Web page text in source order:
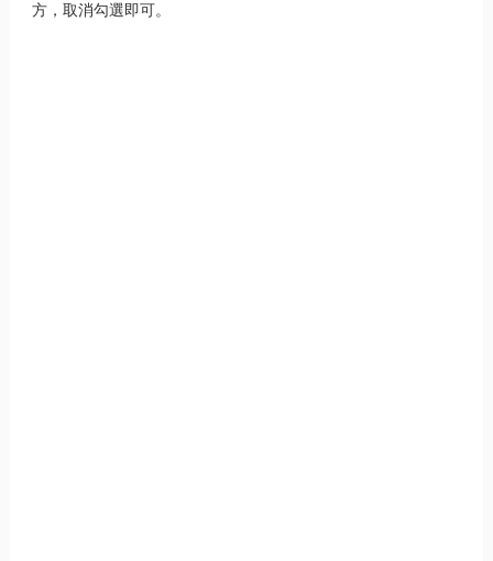
方，取消勾選即可。